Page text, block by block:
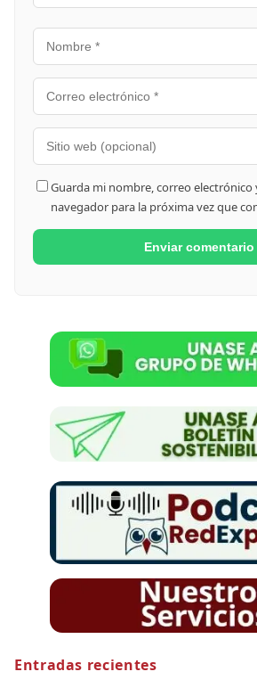
Guarda mi nombre, correo electrónico
navegador para la próxima vez que
Entradas recientes